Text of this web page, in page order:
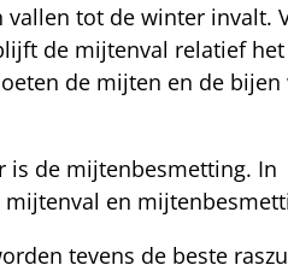
tot de winter invalt.
de mijtenval relatief
de mijten en de bijen
is de mijtenbesmetting. In
en
tevens de beste